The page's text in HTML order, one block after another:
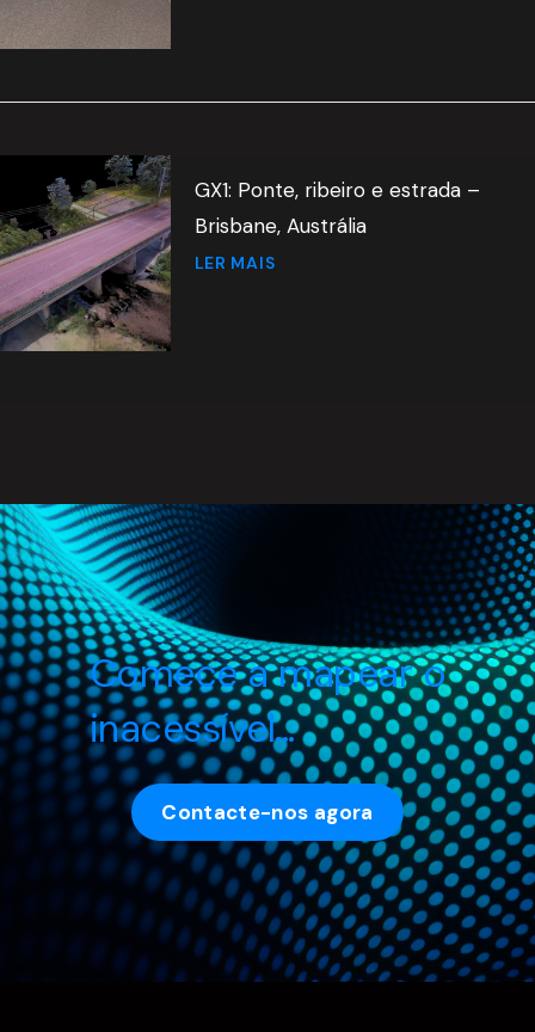
GX1: Ponte, ribeiro e estrada –
Brisbane, Austrália
LER MAIS
Comece a mapear o
inacessível...
Contacte-nos agora